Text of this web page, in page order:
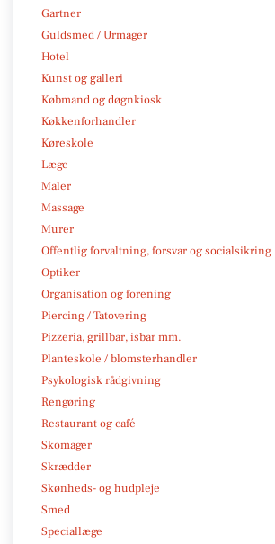
Gartner
Guldsmed / Urmager
Hotel
Kunst og galleri
Købmand og døgnkiosk
Køkkenforhandler
Køreskole
Læge
Maler
Massage
Murer
Offentlig forvaltning, forsvar og socialsikring
Optiker
Organisation og forening
Piercing / Tatovering
Pizzeria, grillbar, isbar mm.
Planteskole / blomsterhandler
Psykologisk rådgivning
Rengøring
Restaurant og café
Skomager
Skrædder
Skønheds- og hudpleje
Smed
Speciallæge